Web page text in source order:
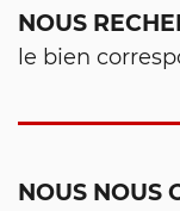
NOUS
le bien
NOUS NOUS